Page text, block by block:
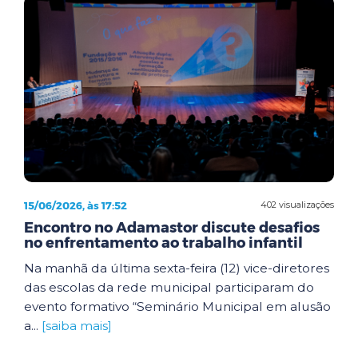
402 visualizações
15/06/2026, às 17:52
Encontro no Adamastor discute desafios
no enfrentamento ao trabalho infantil
Na manhã da última sexta-feira (12) vice-diretores
das escolas da rede municipal participaram do
evento formativo “Seminário Municipal em alusão
a... [saiba mais]